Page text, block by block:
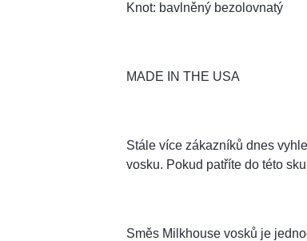
Knot: bavlněný bezolovnatý
MADE IN THE USA
Stále více zákazníků dnes
vosku. Pokud patříte do této
Směs Milkhouse vosků je